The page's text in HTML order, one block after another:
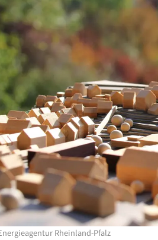
Rheinland-Pfalz